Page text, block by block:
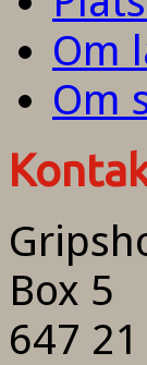
Om
Om
Box 5
647